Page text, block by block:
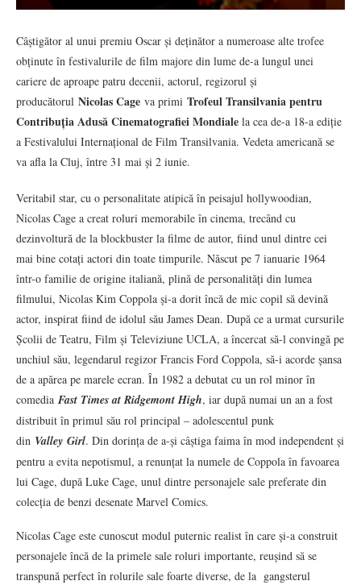
Câștigător al unui premiu Oscar și deținător a numeroase alte trofee
obținute în festivalurile de film majore din lume de-a lungul unei
cariere de aproape patru decenii, actorul, regizorul și
producătorul Nicolas Cage va primi Trofeul Transilvania pentru
Contribuția Adusă Cinematografiei Mondiale la cea de-a 18-a ediție
a Festivalului Internațional de Film Transilvania. Vedeta americană se
va afla la Cluj, între 31 mai și 2 iunie.
Veritabil star, cu o personalitate atipică în peisajul hollywoodian,
Nicolas Cage a creat roluri memorabile în cinema, trecând cu
dezinvoltură de la blockbuster la filme de autor, fiind unul dintre cei
mai bine cotați actori din toate timpurile. Născut pe 7 ianuarie 1964
într-o familie de origine italiană, plină de personalități din lumea
filmului, Nicolas Kim Coppola și-a dorit încă de mic copil să devină
actor, inspirat fiind de idolul său James Dean. După ce a urmat cursurile
Școlii de Teatru, Film și Televiziune UCLA, a încercat să-l convingă pe
unchiul său, legendarul regizor Francis Ford Coppola, să-i acorde șansa
de a apărea pe marele ecran. În 1982 a debutat cu un rol minor în
comedia Fast Times at Ridgemont High, iar după numai un an a fost
distribuit în primul său rol principal – adolescentul punk
din Valley Girl. Din dorința de a-și câștiga faima în mod independent și
pentru a evita nepotismul, a renunțat la numele de Coppola în favoarea
lui Cage, după Luke Cage, unul dintre personajele sale preferate din
colecția de benzi desenate Marvel Comics.
Nicolas Cage este cunoscut modul puternic realist în care și-a construit
personajele încă de la primele sale roluri importante, reușind să se
transpună perfect în rolurile sale foarte diverse, de la gangsterul